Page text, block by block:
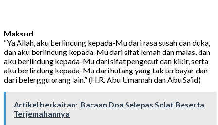
Maksud
“Ya Allah, aku berlindung kepada-Mu dari rasa susah dan duka,
dan aku berlindung kepada-Mu dari sifat lemah dan malas, dan
aku berlindung kepada-Mu dari sifat pengecut dan kikir, serta
aku berlindung kepada-Mu dari hutang yang tak terbayar dan
dari belenggu orang lain.” (H.R. Abu Umamah dan Abu Sa’id)
Artikel berkaitan: Bacaan Doa Selepas Solat Beserta
Terjemahannya